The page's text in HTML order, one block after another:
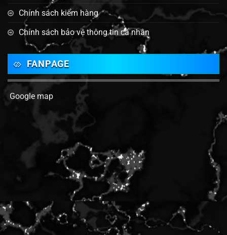
Chính sách kiểm hàng
Chính sách bảo vệ thông tin cá nhân
FANPAGE
Google map